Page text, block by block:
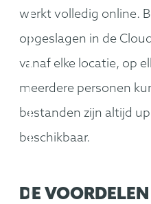
werkt volledig online.
opgeslagen in de
vanaf elke locatie, op
meerdere personen
bestanden zijn altijd
beschikbaar.
DE